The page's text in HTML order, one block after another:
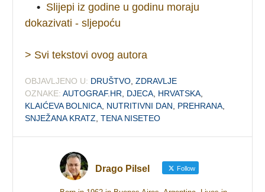
• Slijepi iz godine u godinu moraju
dokazivati - sljepoću
> Svi tekstovi ovog autora
OBJAVLJENO U: DRUŠTVO ,ZDRAVLJE
OZNAKE: AUTOGRAF.HR DJECA HRVATSKA
KLAIĆEVA BOLNICA NUTRITIVNI DAN PREHRANA
SNJEŽANA KRATZ ,TENA NISETEO
Drago Pilsel Follow